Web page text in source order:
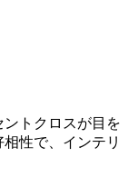
トクロスが目を
性で、インテリ